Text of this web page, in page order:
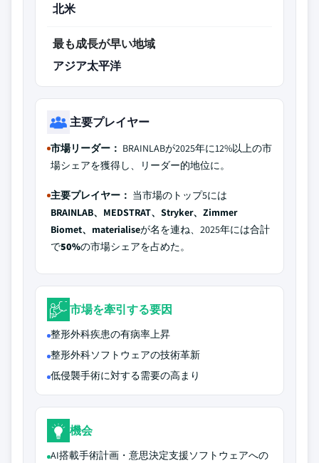
北米
最も成長が早い地域
アジア太平洋
主要プレイヤー
市場リーダー： BRAINLABが2025年に12%以上の市
場シェアを獲得し、リーダー的地位に。
主要プレイヤー： 当市場のトップ5には
BRAINLAB、MEDSTRAT、Stryker、Zimmer
Biomet、materialiseが名を連ね、2025年には合計
で50%の市場シェアを占めた。
市場を牽引する要因
整形外科疾患の有病率上昇
整形外科ソフトウェアの技術革新
低侵襲手術に対する需要の高まり
機会
AI搭載手術計画・意思決定支援ソフトウェアへの